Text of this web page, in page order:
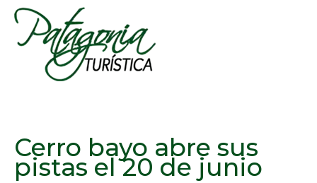
Cerro bayo abre sus
pistas el 20 de junio